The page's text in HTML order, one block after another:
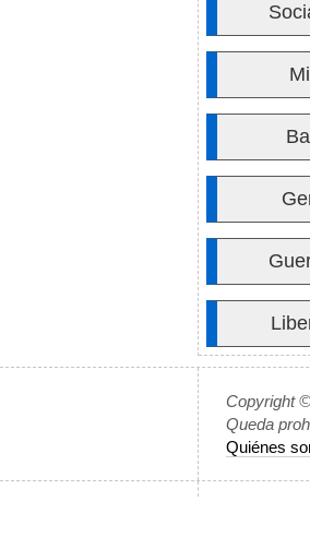
Copyright
Queda
Quiénes